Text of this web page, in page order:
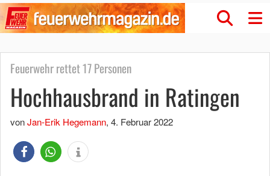
Feuerwehr rettet 17 Personen
Hochhausbrand in Ratingen
vonJan-Erik Hegemann, 4. Februar 2022